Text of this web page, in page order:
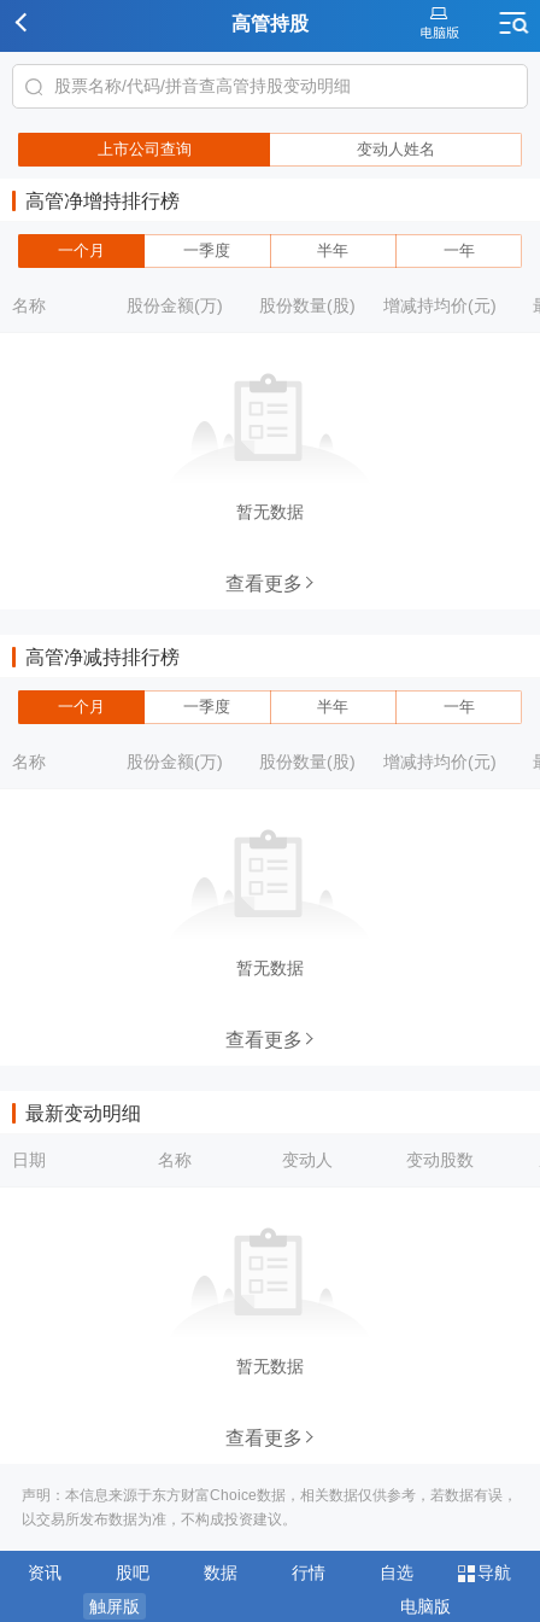
高管持股
上市公司查询 变动人姓名
高管净增持排行榜
一个月 一季度 半年 一年
名称 股份金额(万) 股份数量(股) 增减持均价(元)
暂无数据
查看更多
高管净减持排行榜
一个月 一季度 半年 一年
名称 股份金额(万) 股份数量(股) 增减持均价(元)
暂无数据
查看更多
最新变动明细
日期 名称 变动人 变动股数
暂无数据
查看更多
声明：本信息来源于东方财富Choice数据，相关数据仅供参考，若数据有误，
以交易所发布数据为准，不构成投资建议。
资讯 股吧 数据 行情 自选
导航
触屏版
电脑版